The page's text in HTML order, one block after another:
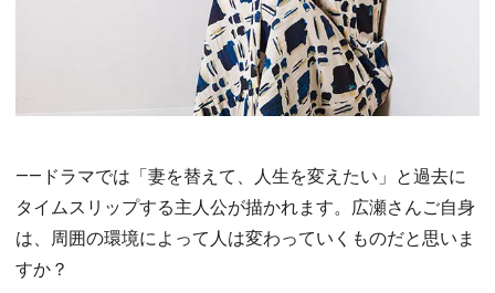
――ドラマでは「妻を替えて、人生を変えたい」と過去に
タイムスリップする主人公が描かれます。広瀬さんご自身
は、周囲の環境によって人は変わっていくものだと思いま
すか？